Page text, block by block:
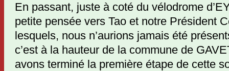
En passant, juste à coté du vélodrome
petite pensée vers Tao et notre Président
lesquels, nous n’aurions jamais été
c’est à la hauteur de la commune de
avons terminé la première étape de cette